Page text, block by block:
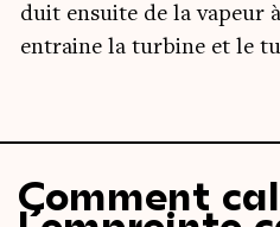
duit ensuite de la vapeur
entraine la tur­bine et le
Comment